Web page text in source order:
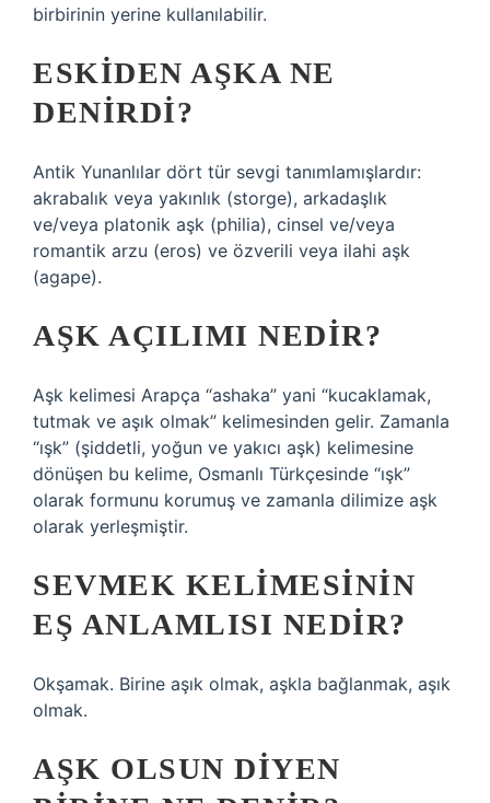
birbirinin yerine kullanılabilir.
ESKIDEN AŞKA NE
DENIRDI?
Antik Yunanlılar dört tür sevgi tanımlamışlardır:
akrabalık veya yakınlık (storge), arkadaşlık
ve/veya platonik aşk (philia), cinsel ve/veya
romantik arzu (eros) ve özverili veya ilahi aşk
(agape).
AŞK AÇILIMI NEDIR?
Aşk kelimesi Arapça “ashaka” yani “kucaklamak,
tutmak ve aşık olmak” kelimesinden gelir. Zamanla
“ışk” (şiddetli, yoğun ve yakıcı aşk) kelimesine
dönüşen bu kelime, Osmanlı Türkçesinde “ışk”
olarak formunu korumuş ve zamanla dilimize aşk
olarak yerleşmiştir.
SEVMEK KELIMESININ
EŞ ANLAMLISI NEDIR?
Okşamak. Birine aşık olmak, aşkla bağlanmak, aşık
olmak.
AŞK OLSUN DIYEN